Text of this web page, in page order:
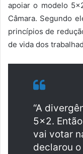
apoiar o modelo
Câmara. Segundo
princípios de
de vida dos
“A
5×2.
vai votar
declarou